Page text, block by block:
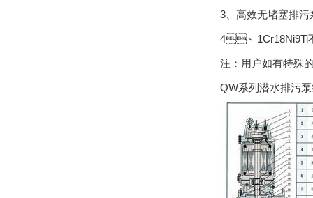
3、高效无堵塞排
4、1Cr18Ni9Ti不
注：用户如有特殊
QW系列潜水排污